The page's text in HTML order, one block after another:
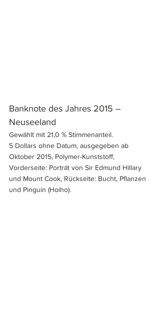
Banknote des Jahres 2015 –
Neuseeland
Gewählt mit 21,0 % Stimmenanteil.
5 Dollars ohne Datum, ausgegeben ab
Oktober 2015, Polymer-Kunststoff,
Vorderseite: Porträt von Sir Edmund Hillary
und Mount Cook, Rückseite: Bucht, Pflanzen
und Pinguin (Hoiho).